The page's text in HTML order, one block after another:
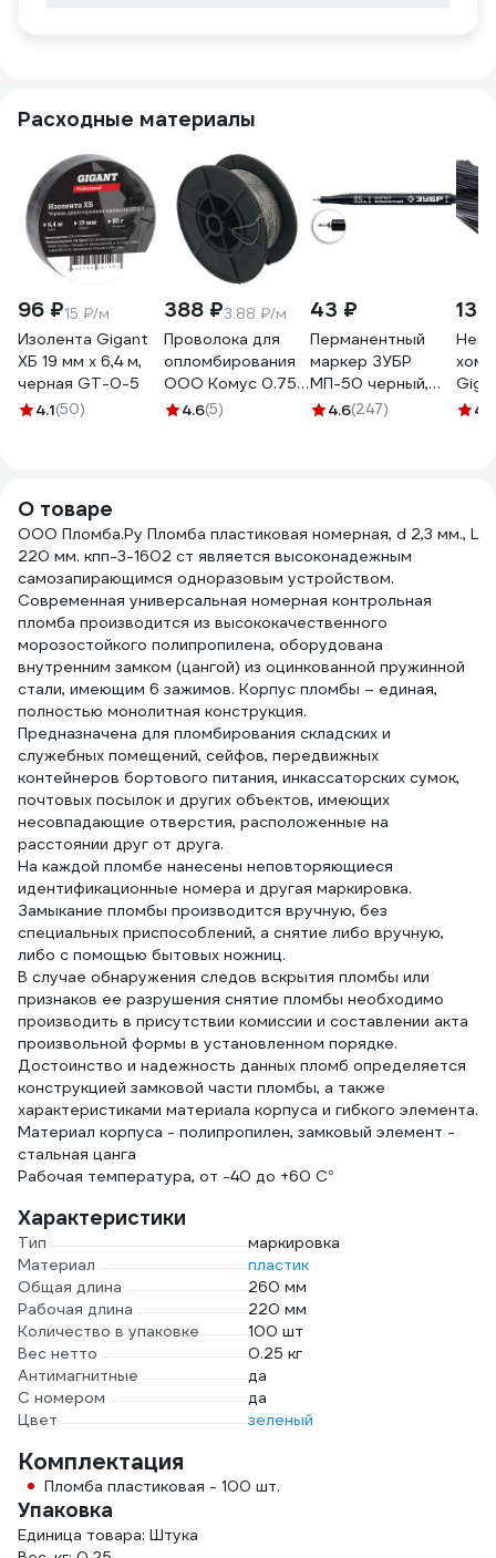
Расходные материалы
96 ₽15 ₽/м
Изолента Gigant
ХБ 19 мм х 6,4 м,
черная GT-0-5
4.1(50)
388 ₽3.88 ₽/м
Проволока для
опломбирования
ООО Комус 0.75
мм, намотка 100 м
4.6(5)
43 ₽
Перманентный
маркер ЗУБР
МП-50 черный,
0.5 мм экстра
4.6(247) 4.2
О товаре
ООО Пломба.Ру Пломба пластиковая номерная, d 2,3 мм., L
220 мм. кпп-3-1602 ст является высоконадежным
самозапирающимся одноразовым устройством.
Современная универсальная номерная контрольная
пломба производится из высококачественного
морозостойкого полипропилена, оборудована
внутренним замком (цангой) из оцинкованной пружинной
стали, имеющим 6 зажимов. Корпус пломбы – единая,
полностью монолитная конструкция.
Предназначена для пломбирования складских и
служебных помещений, сейфов, передвижных
контейнеров бортового питания, инкассаторских сумок,
почтовых посылок и других объектов, имеющих
несовпадающие отверстия, расположенные на
расстоянии друг от друга.
На каждой пломбе нанесены неповторяющиеся
идентификационные номера и другая маркировка.
Замыкание пломбы производится вручную, без
специальных приспособлений, а снятие либо вручную,
либо с помощью бытовых ножниц.
В случае обнаружения следов вскрытия пломбы или
признаков ее разрушения снятие пломбы необходимо
производить в присутствии комиссии и составлении акта
произвольной формы в установленном порядке.
Достоинство и надежность данных пломб определяется
конструкцией замковой части пломбы, а также
характеристиками материала корпуса и гибкого элемента.
Материал корпуса - полипропилен, замковый элемент -
стальная цанга
Рабочая температура, от -40 до +60 С°
Характеристики
Тип
маркировка
Материал
пластик
Общая длина
260 мм
Рабочая длина
220 мм
Количество в упаковке
100 шт
Вес нетто
0.25 кг
Антимагнитные
да
С номером
да
Цвет
зеленый
Комплектация
Пломба пластиковая - 100 шт.
Упаковка
Единица товара: Штука